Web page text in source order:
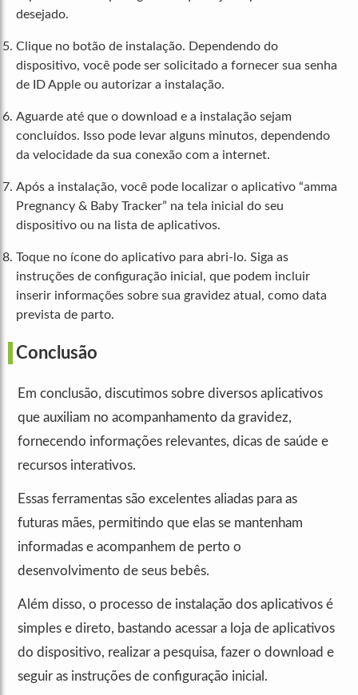
desejado.
Clique no botão de instalação. Dependendo do
dispositivo, você pode ser solicitado a fornecer sua senha
de ID Apple ou autorizar a instalação.
Aguarde até que o download e a instalação sejam
concluídos. Isso pode levar alguns minutos, dependendo
da velocidade da sua conexão com a internet.
Após a instalação, você pode localizar o aplicativo “amma
Pregnancy & Baby Tracker” na tela inicial do seu
dispositivo ou na lista de aplicativos.
Toque no ícone do aplicativo para abri-lo. Siga as
instruções de configuração inicial, que podem incluir
inserir informações sobre sua gravidez atual, como data
prevista de parto.
Conclusão
Em conclusão, discutimos sobre diversos aplicativos
que auxiliam no acompanhamento da gravidez,
fornecendo informações relevantes, dicas de saúde e
recursos interativos.
Essas ferramentas são excelentes aliadas para as
futuras mães, permitindo que elas se mantenham
informadas e acompanhem de perto o
desenvolvimento de seus bebês.
Além disso, o processo de instalação dos aplicativos é
simples e direto, bastando acessar a loja de aplicativos
do dispositivo, realizar a pesquisa, fazer o download e
seguir as instruções de configuração inicial.